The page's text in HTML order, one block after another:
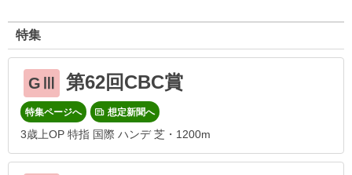
特集
GⅢ 第62回CBC賞
特集ページへ 想定新聞へ
3歳上OP 特指 国際 ハンデ 芝・1200m